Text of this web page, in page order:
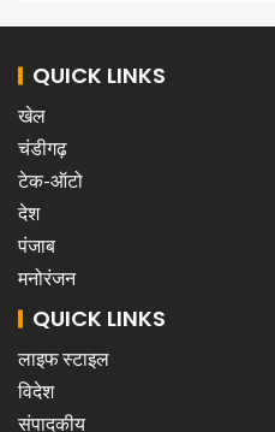
QUICK LINKS
खेल
चंडीगढ़
टेक-ऑटो
देश
पंजाब
मनोरंजन
QUICK LINKS
लाइफ स्टाइल
विदेश
संपादकीय